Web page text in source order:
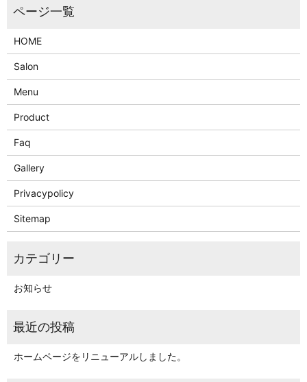
HOME
Salon
Menu
Product
Faq
Gallery
Privacypolicy
Sitemap
お知らせ
ホームページをリニューアルしました。